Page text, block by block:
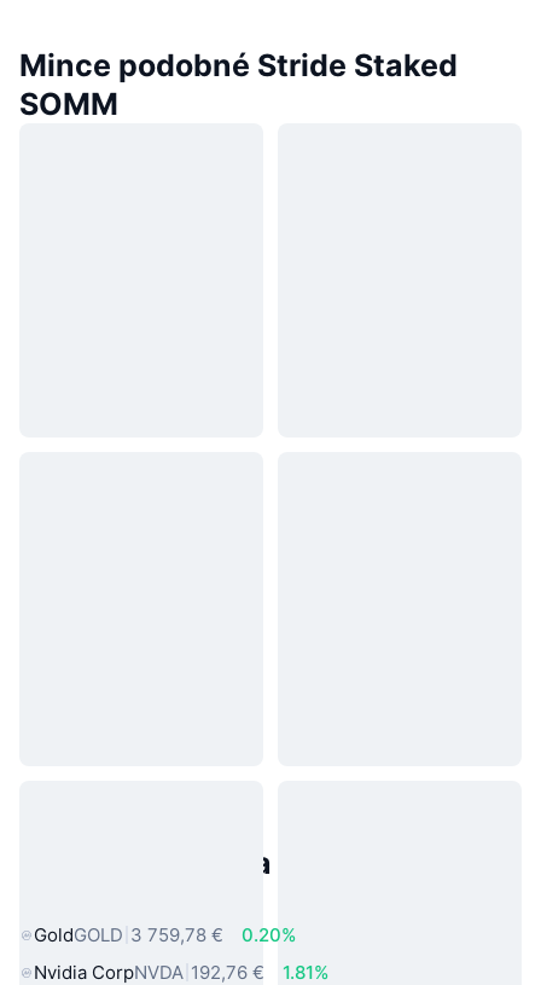
Mince podobné Stride Staked
SOMM
Populárne aktíva z reálneho
GoldGOLD 3 759,78 €
0.20%
Nvidia CorpNVDA 192,76 €
1.81%